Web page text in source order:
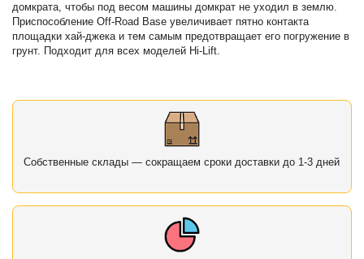
домкрата, чтобы под весом машины домкрат не уходил в землю.
Приспособление Off-Road Base увеличивает пятно контакта
площадки хай-джека и тем самым предотвращает его погружение в
грунт. Подходит для всех моделей Hi-Lift.
Собственные склады — сокращаем сроки доставки до 1-3 дней